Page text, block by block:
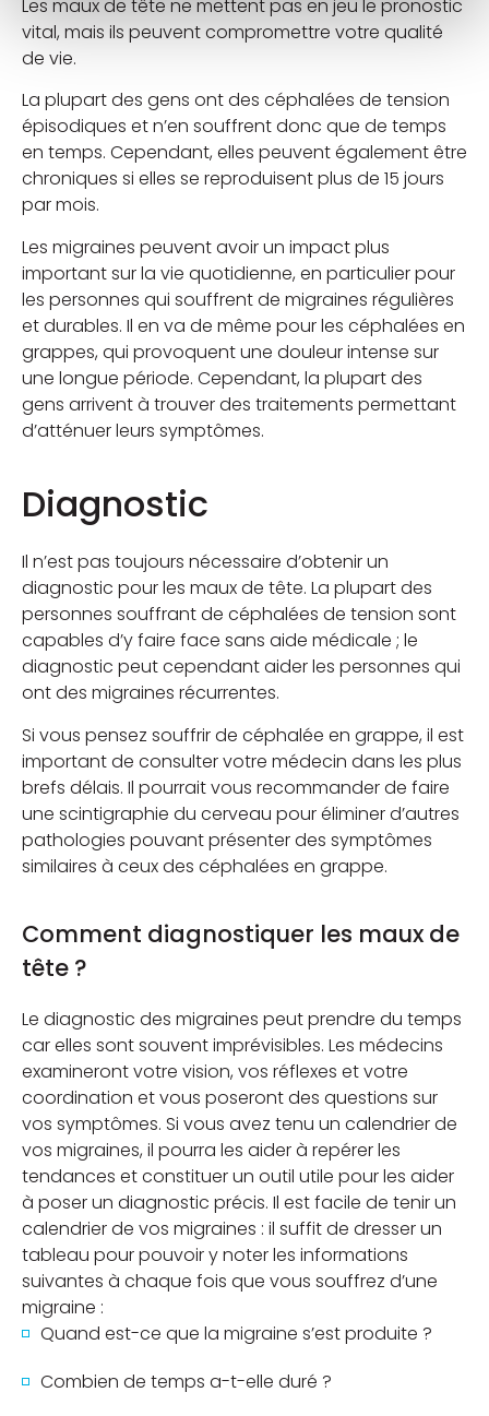
Les maux de tête ne mettent pas en jeu le pronostic
vital, mais ils peuvent compromettre votre qualité
de vie.
La plupart des gens ont des céphalées de tension
épisodiques et n’en souffrent donc que de temps
en temps. Cependant, elles peuvent également être
chroniques si elles se reproduisent plus de 15 jours
par mois.
Les migraines peuvent avoir un impact plus
important sur la vie quotidienne, en particulier pour
les personnes qui souffrent de migraines régulières
et durables. Il en va de même pour les céphalées en
grappes, qui provoquent une douleur intense sur
une longue période. Cependant, la plupart des
gens arrivent à trouver des traitements permettant
d’atténuer leurs symptômes.
Diagnostic
Il n’est pas toujours nécessaire d’obtenir un
diagnostic pour les maux de tête. La plupart des
personnes souffrant de céphalées de tension sont
capables d’y faire face sans aide médicale ; le
diagnostic peut cependant aider les personnes qui
ont des migraines récurrentes.
Si vous pensez souffrir de céphalée en grappe, il est
important de consulter votre médecin dans les plus
brefs délais. Il pourrait vous recommander de faire
une scintigraphie du cerveau pour éliminer d’autres
pathologies pouvant présenter des symptômes
similaires à ceux des céphalées en grappe.
Comment diagnostiquer les maux de
tête ?
Le diagnostic des migraines peut prendre du temps
car elles sont souvent imprévisibles. Les médecins
examineront votre vision, vos réflexes et votre
coordination et vous poseront des questions sur
vos symptômes. Si vous avez tenu un calendrier de
vos migraines, il pourra les aider à repérer les
tendances et constituer un outil utile pour les aider
à poser un diagnostic précis. Il est facile de tenir un
calendrier de vos migraines : il suffit de dresser un
tableau pour pouvoir y noter les informations
suivantes à chaque fois que vous souffrez d’une
migraine :
Quand est-ce que la migraine s’est produite ?
Combien de temps a-t-elle duré ?